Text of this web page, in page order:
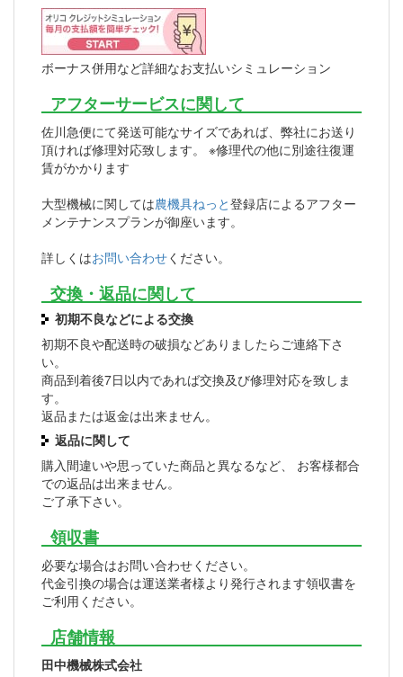
ボーナス併用など詳細なお支払いシミュレーション
アフターサービスに関して
佐川急便にて発送可能なサイズであれば、弊社にお送り
頂ければ修理対応致します。 ※修理代の他に別途往復運
賃がかかります
大型機械に関しては農機具ねっと登録店によるアフター
メンテナンスプランが御座います。
詳しくはお問い合わせください。
交換・返品に関して
初期不良などによる交換
初期不良や配送時の破損などありましたらご連絡下さ
い。
商品到着後7日以内であれば交換及び修理対応を致しま
す。
返品または返金は出来ません。
返品に関して
購入間違いや思っていた商品と異なるなど、 お客様都合
での返品は出来ません。
ご了承下さい。
領収書
必要な場合はお問い合わせください。
代金引換の場合は運送業者様より発行されます領収書を
ご利用ください。
店舗情報
田中機械株式会社